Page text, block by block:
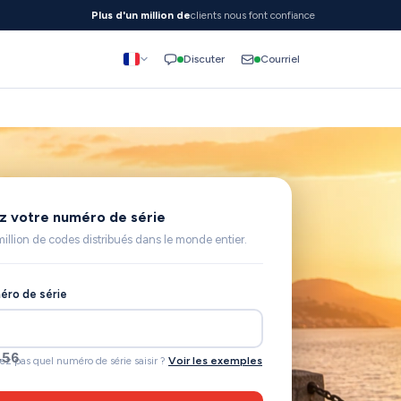
Plus d'un million declients nous font confiance
Discuter Courriel
votre numéro de série
de codes distribués dans le monde entier.
de série
pas quel numéro de série saisir ? Voir les exemples